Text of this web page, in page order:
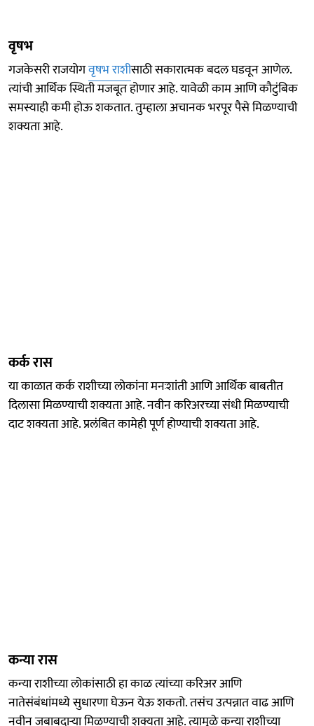
वृषभ
गजकेसरी राजयोगवृषभ राशीसाठी सकारात्मक बदल घडवून आणेल.
त्यांची आर्थिक स्थिती मजबूत होणार आहे. यावेळी काम आणि कौटुंबिक
समस्याही कमी होऊ शकतात. तुम्हाला अचानक भरपूर पैसे मिळण्याची
शक्यता आहे.
कर्क रास
या काळात कर्क राशीच्या लोकांना मनःशांती आणि आर्थिक बाबतीत
दिलासा मिळण्याची शक्यता आहे. नवीन करिअरच्या संधी मिळण्याची
दाट शक्यता आहे. प्रलंबित कामेही पूर्ण होण्याची शक्यता आहे.
कन्या रास
कन्या राशीच्या लोकांसाठी हा काळ त्यांच्या करिअर आणि
नातेसंबंधांमध्ये सुधारणा घेऊन येऊ शकतो. तसंच उत्पन्नात वाढ आणि
नवीन जबाबदाऱ्या मिळण्याची शक्यता आहे. त्यामुळे कन्या राशीच्या